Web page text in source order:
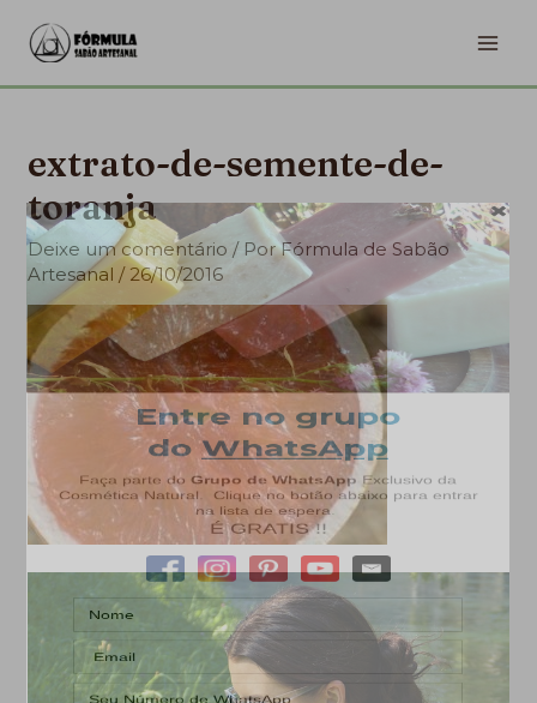
para
o
extrato-de-semente-de-
toranja
Deixe um comentário / PorFórmula de Sabão
Artesanal/ 26/10/2016